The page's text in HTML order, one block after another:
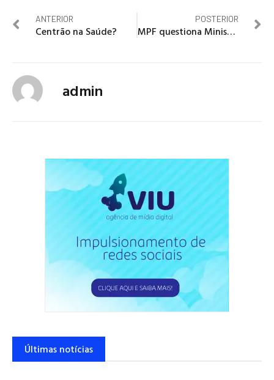
ANTERIOR
Centrão na Saúde?
POSTERIOR
MPF questiona Ministério da Saúde e Anvisa sobre escolha de vacinas
admin
Últimas notícias